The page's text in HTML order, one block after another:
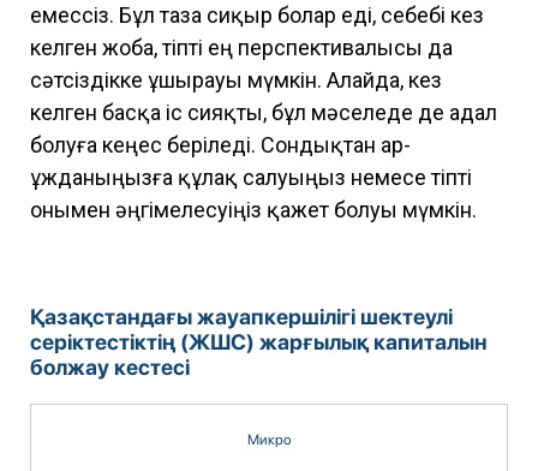
емессіз. Бұл таза сиқыр болар еді, себебі кез
келген жоба, тіпті ең перспективалысы да
сәтсіздікке ұшырауы мүмкін. Алайда, кез
келген басқа іс сияқты, бұл мәселеде де адал
болуға кеңес беріледі. Сондықтан ар-
ұжданыңызға құлақ салуыңыз немесе тіпті
онымен әңгімелесуіңіз қажет болуы мүмкін.
Қазақстандағы жауапкершілігі шектеулі
серіктестіктің (ЖШС) жарғылық капиталын
болжау кестесі
Микро